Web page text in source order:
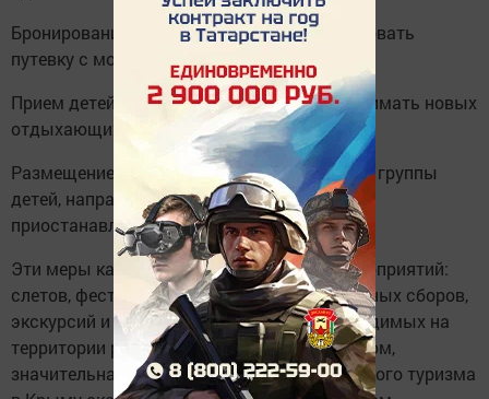
Бронирование мест: невозможно забронировать
путевку с момента вступления указа в силу.
Прием детей: детские лагеря не могут принимать новых
отдыхающих.
Размещение детей: любые организованные группы
детей, направляющиеся на мероприятия,
приостанавливают свое пребывание.
Эти меры касаются широкого спектра мероприятий:
слетов, фестивалей, спортивно-тренировочных сборов,
экскурсий и им подобных программ, проводимых на
территории республики Крым. Таким образом,
значительная часть организованного детского туризма